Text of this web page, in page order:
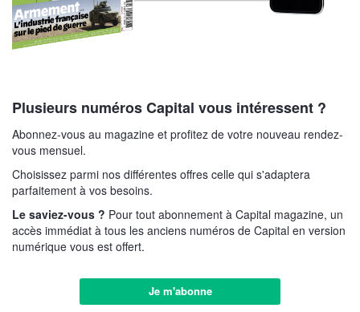
Plusieurs numéros Capital vous intéressent ?
Abonnez-vous au magazine et profitez de votre nouveau rendez-
vous mensuel.
Choisissez parmi nos différentes offres celle qui s'adaptera
parfaitement à vos besoins.
Le saviez-vous ? Pour tout abonnement à Capital magazine, un
accès immédiat à tous les anciens numéros de Capital en version
numérique vous est offert.
Je m'abonne